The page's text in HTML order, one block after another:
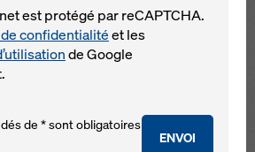
est protégé par reCAPTCHA.
confidentialitéet les
de Google
ENVOI
de * sont obligatoires